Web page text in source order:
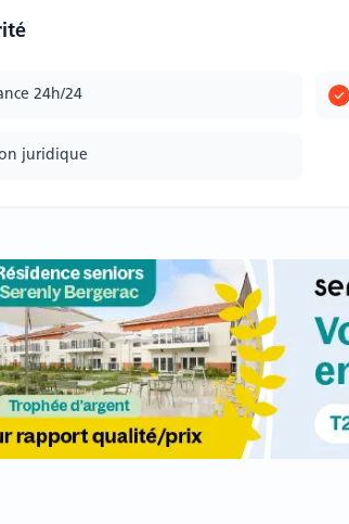
24h/24
juridique